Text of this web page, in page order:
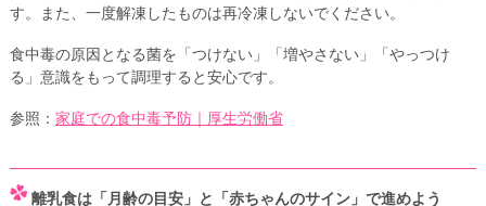
す。また、一度解凍したものは再冷凍しないでください。
食中毒の原因となる菌を「つけない」「増やさない」「やっつけ
る」意識をもって調理すると安心です。
参照： 家庭での食中毒予防｜厚生労働省
離乳食は「月齢の目安」と「赤ちゃんのサイン」で進めよう